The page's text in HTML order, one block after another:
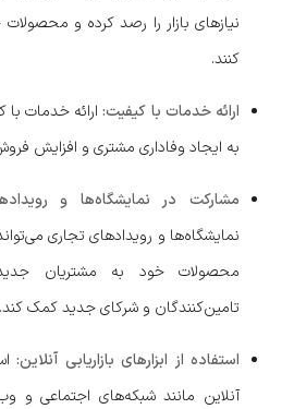
نیازهای بازار را رصد کرده و محصولات
کنند.
ارائه خدمات با کیفیت:ارائه خدمات با
به ایجاد وفاداری مشتری و افزایش
مشارکت در نمایشگاه‌ها و
نمایشگاه‌ها و رویدادهای تجاری
محصولات خود به مشتریان
تامین‌کنندگان و شرکای جدید کمک کند.
استفاده از ابزارهای بازاریابی آنلاین:
آنلاین مانند شبکه‌های اجتماعی و